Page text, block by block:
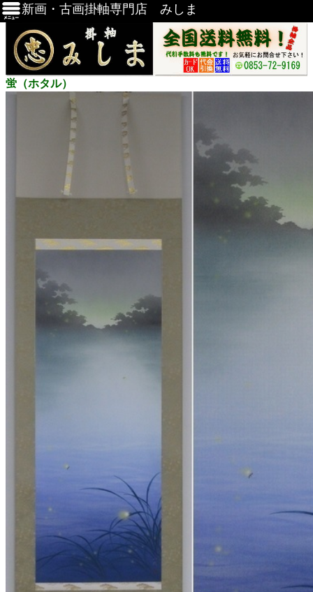
新画・古画掛軸専門店 みしま
蛍（ホタル）